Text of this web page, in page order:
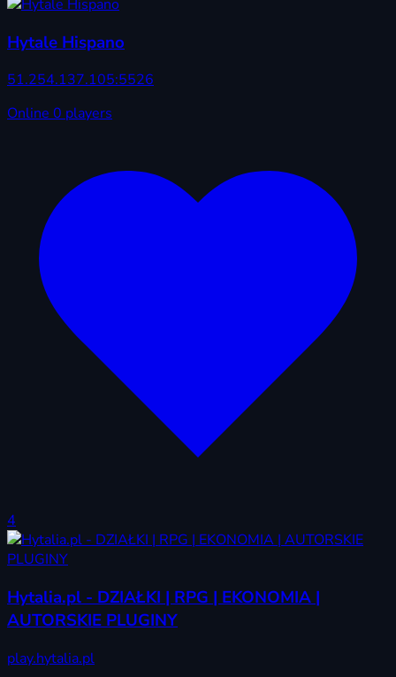
Hytale Hispano
51.254.137.105:5526
Online 0 players
4
Hytalia.pl - DZIAŁKI | RPG | EKONOMIA |
AUTORSKIE PLUGINY
play.hytalia.pl